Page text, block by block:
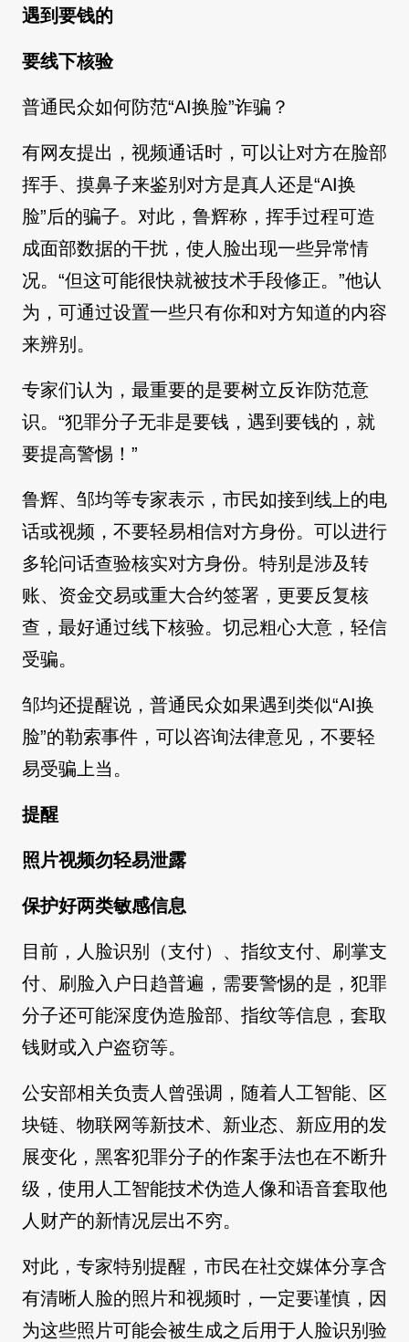
遇到要钱的
要线下核验
普通民众如何防范“AI换脸”诈骗？
有网友提出，视频通话时，可以让对方在脸部
挥手、摸鼻子来鉴别对方是真人还是“AI换
脸”后的骗子。对此，鲁辉称，挥手过程可造
成面部数据的干扰，使人脸出现一些异常情
况。“但这可能很快就被技术手段修正。”他认
为，可通过设置一些只有你和对方知道的内容
来辨别。
专家们认为，最重要的是要树立反诈防范意
识。“犯罪分子无非是要钱，遇到要钱的，就
要提高警惕！”
鲁辉、邹均等专家表示，市民如接到线上的电
话或视频，不要轻易相信对方身份。可以进行
多轮问话查验核实对方身份。特别是涉及转
账、资金交易或重大合约签署，更要反复核
查，最好通过线下核验。切忌粗心大意，轻信
受骗。
邹均还提醒说，普通民众如果遇到类似“AI换
脸”的勒索事件，可以咨询法律意见，不要轻
易受骗上当。
提醒
照片视频勿轻易泄露
保护好两类敏感信息
目前，人脸识别（支付）、指纹支付、刷掌支
付、刷脸入户日趋普遍，需要警惕的是，犯罪
分子还可能深度伪造脸部、指纹等信息，套取
钱财或入户盗窃等。
公安部相关负责人曾强调，随着人工智能、区
块链、物联网等新技术、新业态、新应用的发
展变化，黑客犯罪分子的作案手法也在不断升
级，使用人工智能技术伪造人像和语音套取他
人财产的新情况层出不穷。
对此，专家特别提醒，市民在社交媒体分享含
有清晰人脸的照片和视频时，一定要谨慎，因
为这些照片可能会被生成之后用于人脸识别验